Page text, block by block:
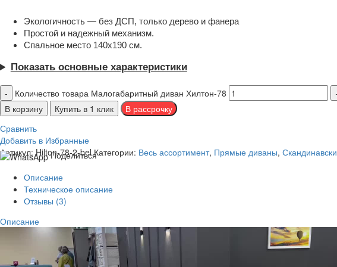
Экологичность — без ДСП, только дерево и фанера
Простой и надежный механизм.
Спальное место 140х190 см.
Показать основные характеристики
Количество товара Малогабаритный диван Хилтон-78
В корзину
Купить в 1 клик
Сравнить
Добавить в Избранные
Артикул:Hilton-78-2-bel Категории: Весь ассортимент, Прямые диваны,
Поделиться
Описание
Техническое описание
Отзывы (3)
Описание